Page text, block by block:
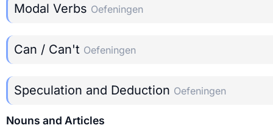
Modal Verbs Oefeningen
Can / Can't Oefeningen
Speculation and Deduction Oefeningen
Nouns and Articles